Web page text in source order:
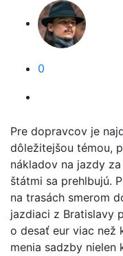
0
Pre dopravcov je
dôležitejšou témou,
nákladov na jazdy
štátmi sa prehlbujú.
na trasách smerom
jazdiaci z Bratislavy
o desať eur viac než
menia sadzby nielen